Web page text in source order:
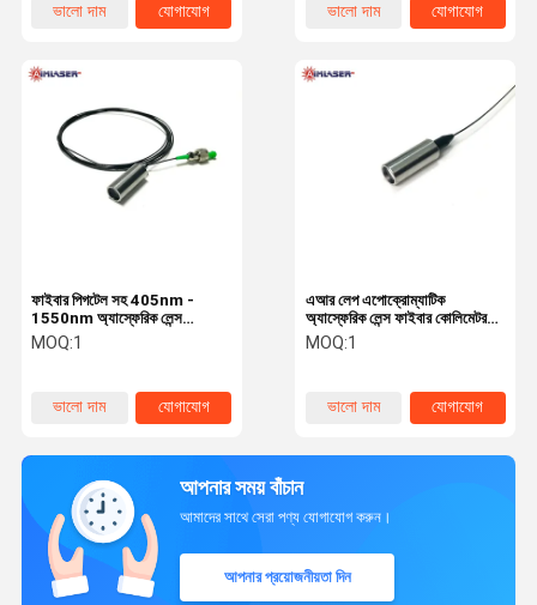
ভালো দাম যোগাযোগ ভালো দাম যোগাযোগ
ফাইবার পিগটেল সহ 405nm -
1550nm অ্যাস্ফেরিক লেন্স
কোলিমেটর
MOQ:1
ভালো দাম যোগাযোগ
এআর লেপ এপোক্রোম্যাটিক
অ্যাস্ফেরিক লেন্স ফাইবার কোলিমেটর
পিগটেল সহ 400 ¢ 700 এনএম
লেজারের জন্য
MOQ:1
ভালো দাম যোগাযোগ
আপনার সময় বাঁচান
আমাদের সাথে সেরা পণ্য যোগাযোগ করুন।
আপনার প্রয়োজনীয়তা দিন